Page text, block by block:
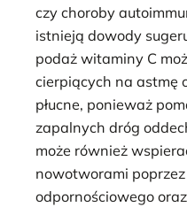
czy choroby
istnieją dowody
podaż witaminy C
cierpiących na astmę
płucne, ponieważ
zapalnych dróg
może również
nowotworami
odpornościowego